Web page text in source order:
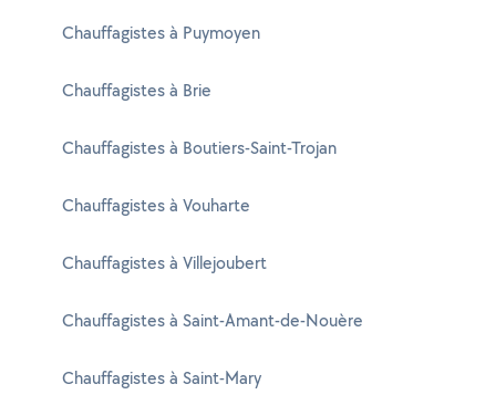
Chauffagistes à Puymoyen
Chauffagistes à Brie
Chauffagistes à Boutiers-Saint-Trojan
Chauffagistes à Vouharte
Chauffagistes à Villejoubert
Chauffagistes à Saint-Amant-de-Nouère
Chauffagistes à Saint-Mary